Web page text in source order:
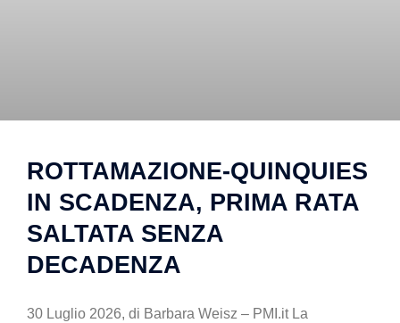
ROTTAMAZIONE-QUINQUIES
IN SCADENZA, PRIMA RATA
SALTATA SENZA
DECADENZA
30 Luglio 2026, di Barbara Weisz – PMI.it La